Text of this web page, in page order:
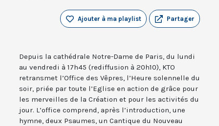
Partager
Ajouter à ma playlist
Depuis la cathédrale Notre-Dame de Paris, du lundi
au vendredi à 17h45 (rediffusion à 20h10), KTO
retransmet l’Office des Vêpres, l’Heure solennelle du
soir, priée par toute l’Eglise en action de grâce pour
les merveilles de la Création et pour les activités du
jour. L’office comprend, après l’introduction, une
hymne, deux Psaumes, un Cantique du Nouveau